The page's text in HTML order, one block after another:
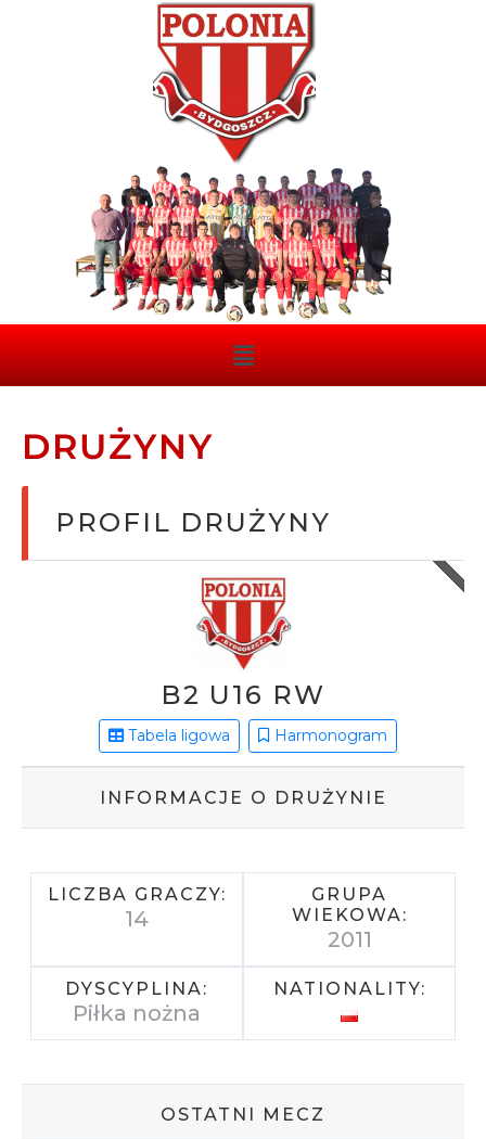
DRUŻYNY
PROFIL DRUŻYNY
B2 U16 RW
Tabela ligowa Harmonogram
INFORMACJE O DRUŻYNIE
LICZBA GRACZY:
14
GRUPA
WIEKOWA:
2011
DYSCYPLINA:
Piłka nożna
NATIONALITY:
OSTATNI MECZ